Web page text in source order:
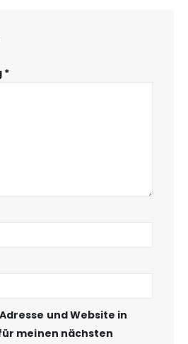
*
und Website in
meinen nächsten